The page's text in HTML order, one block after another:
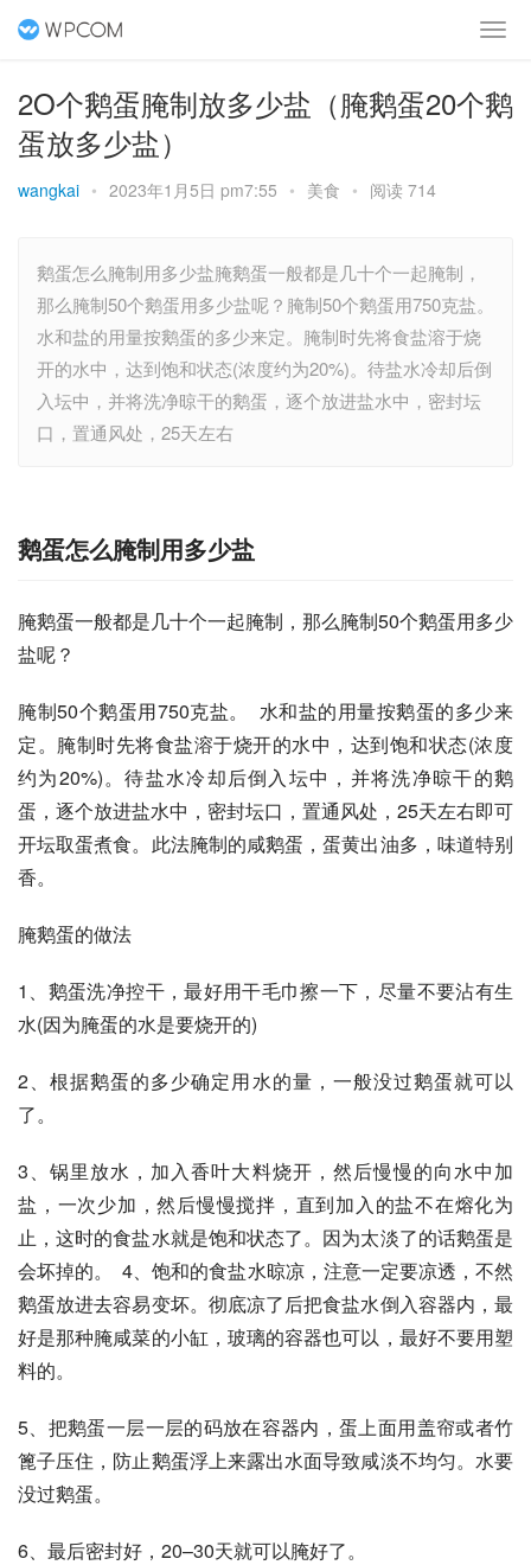
2O个鹅蛋腌制放多少盐（腌鹅蛋20个鹅
蛋放多少盐）
wangkai • 2023年1月5日 pm7:55 • 美食 • 阅读 714
鹅蛋怎么腌制用多少盐腌鹅蛋一般都是几十个一起腌制，
那么腌制50个鹅蛋用多少盐呢？腌制50个鹅蛋用750克盐。
水和盐的用量按鹅蛋的多少来定。腌制时先将食盐溶于烧
开的水中，达到饱和状态(浓度约为20%)。待盐水冷却后倒
入坛中，并将洗净晾干的鹅蛋，逐个放进盐水中，密封坛
口，置通风处，25天左右
鹅蛋怎么腌制用多少盐
腌鹅蛋一般都是几十个一起腌制，那么腌制50个鹅蛋用多少
盐呢？
腌制50个鹅蛋用750克盐。  水和盐的用量按鹅蛋的多少来
定。腌制时先将食盐溶于烧开的水中，达到饱和状态(浓度
约为20%)。待盐水冷却后倒入坛中，并将洗净晾干的鹅
蛋，逐个放进盐水中，密封坛口，置通风处，25天左右即可
开坛取蛋煮食。此法腌制的咸鹅蛋，蛋黄出油多，味道特别
香。
腌鹅蛋的做法
1、鹅蛋洗净控干，最好用干毛巾擦一下，尽量不要沾有生
水(因为腌蛋的水是要烧开的)
2、根据鹅蛋的多少确定用水的量，一般没过鹅蛋就可以
了。
3、锅里放水，加入香叶大料烧开，然后慢慢的向水中加
盐，一次少加，然后慢慢搅拌，直到加入的盐不在熔化为
止，这时的食盐水就是饱和状态了。因为太淡了的话鹅蛋是
会坏掉的。  4、饱和的食盐水晾凉，注意一定要凉透，不然
鹅蛋放进去容易变坏。彻底凉了后把食盐水倒入容器内，最
好是那种腌咸菜的小缸，玻璃的容器也可以，最好不要用塑
料的。
5、把鹅蛋一层一层的码放在容器内，蛋上面用盖帘或者竹
篦子压住，防止鹅蛋浮上来露出水面导致咸淡不均匀。水要
没过鹅蛋。
6、最后密封好，20–30天就可以腌好了。